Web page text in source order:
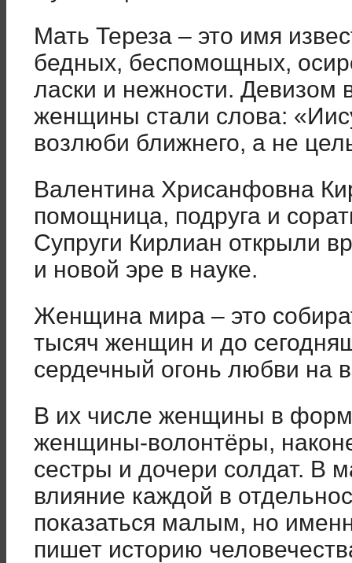
Мать Тереза – это имя
бедных, беспомощных,
ласки и нежности. Девизом
женщины стали слова:
возлюби ближнего, а не
Валентина Хрисанфовна
помощница, подруга и
Супруги Кирлиан открыли
и новой эре в науке.
Женщина мира – это
тысяч женщин и до
сердечный огонь любви на
В их числе женщины в
женщины-волонтёры,
сестры и дочери солдат. В
влияние каждой в
показаться малым, но
пишет историю